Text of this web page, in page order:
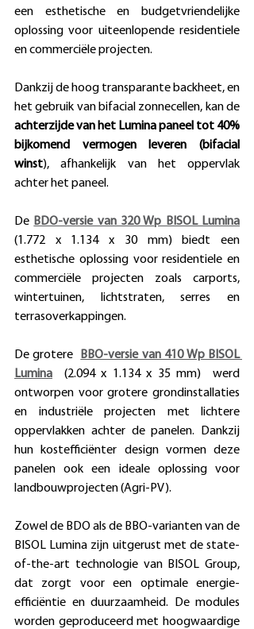
een esthetische en budgetvriendelijke
oplossing voor uiteenlopende residentiele
en commerciële projecten.
Dankzij de hoog transparante backheet, en
achterzijde van het Lumina paneel tot 40%
bijkomend vermogen leveren (bifacial
winst), afhankelijk van het oppervlak
achter het paneel.
De BDO-versie van 320 Wp BISOL Lumina
(1.772 x 1.134 x 30 mm) biedt een
esthetische oplossing voor residentiele en
commerciële projecten zoals carports,
wintertuinen, lichtstraten, serres en
terrasoverkappingen.
De grotere
BBO-versie van 410 Wp BISOL
Lumina
(2.094 x 1.134 x 35 mm)  werd
ontworpen voor grotere grondinstallaties
en industriële projecten met lichtere
oppervlakken achter de panelen. Dankzij
hun kostefficiënter design vormen deze
panelen ook een ideale oplossing voor
landbouwprojecten (Agri-PV).
Zowel de BDO als de BBO-varianten van de
BISOL Lumina zijn uitgerust met de state-
of-the-art technologie van BISOL Group,
dat zorgt voor een optimale energie-
efficiëntie en duurzaamheid. De modules
worden geproduceerd met hoogwaardige